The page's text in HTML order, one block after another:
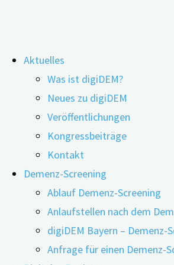
Inhalt
springen
Aktuelles
Was ist digiDEM?
Neues zu digiDEM
Veröffentlichungen
Kongressbeiträge
Kontakt
Demenz-Screening
Ablauf Demenz-Screening
Anlaufstellen nach dem
digiDEM Bayern – Demenz-
Anfrage für einen Demenz-
Soziale Isolation bei
einem
23.09.202524.11.2025
der sozialen Netzwerke, gehört zu
älterer Menschen setzten sich
Zielsetzung: Ziel dieser Studie ist